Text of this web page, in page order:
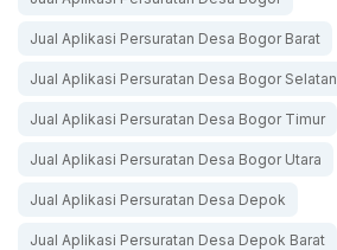
Jual Aplikasi Persuratan Desa Bogor Barat
Jual Aplikasi Persuratan Desa Bogor Selatan
Jual Aplikasi Persuratan Desa Bogor Timur
Jual Aplikasi Persuratan Desa Bogor Utara
Jual Aplikasi Persuratan Desa Depok
Jual Aplikasi Persuratan Desa Depok Barat